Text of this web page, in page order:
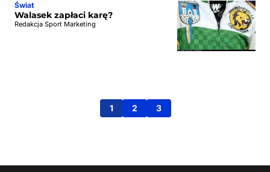
Świat
Walasek zapłaci karę?
Redakcja Sport Marketing
1 2 3